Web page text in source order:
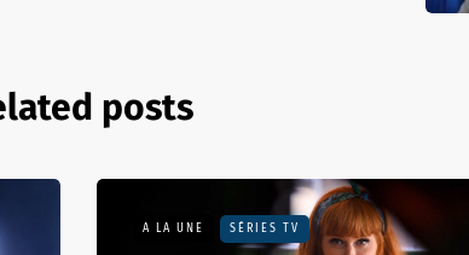
posts
A LA UNE SÉRIES TV